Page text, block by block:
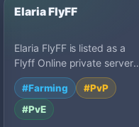
Elaria FlyFF
Elaria FlyFF is listed as a
Flyff Online private server
on MU Top 100: PvP PvE,
Poland.
#Farming
#PvP
#PvE